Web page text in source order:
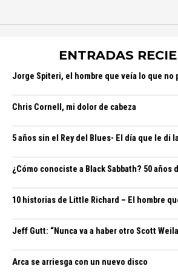
ENTRADAS
Jorge Spiteri, el hombre que veía lo que no
Chris Cornell, mi dolor de cabeza
5 años sin el Rey del Blues- El día que le di
¿Cómo conociste a Black Sabbath? 50 años
10 historias de Little Richard – El hombre
Jeff Gutt: “Nunca va a haber otro Scott
Arca se arriesga con un nuevo disco